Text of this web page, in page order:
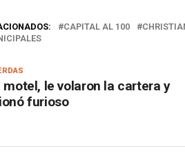
CAPITAL AL 100
motel, le volaron la cartera y
furioso